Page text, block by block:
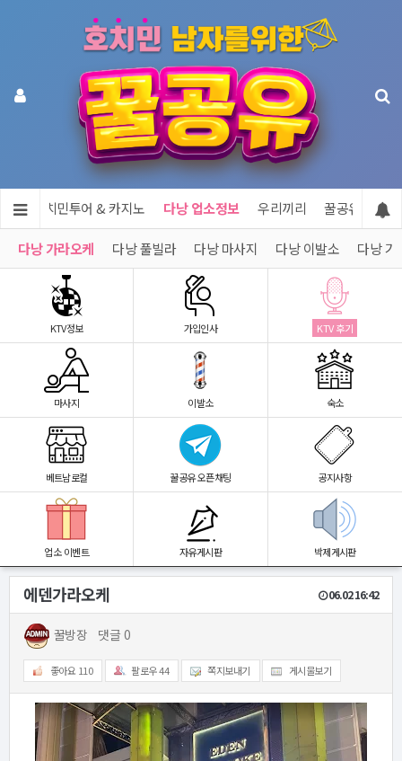
호치민투어 & 카지노 다낭 업소정보 우리끼리 꿀공유 제휴
다낭 가라오케 다낭 풀빌라 다낭 마사지 다낭 이발소 다낭 기
KTV정보 가입인사 KTV 후기
마사지 이발소 숙소
베트남로컬 꿀공유 오픈채팅 공지사항
업소 이벤트 자유게시판 박제게시판
에덴가라오케 06.02 16:42
꿀방장 댓글 0
좋아요 110 팔로우44 쪽지보내기 게시물보기